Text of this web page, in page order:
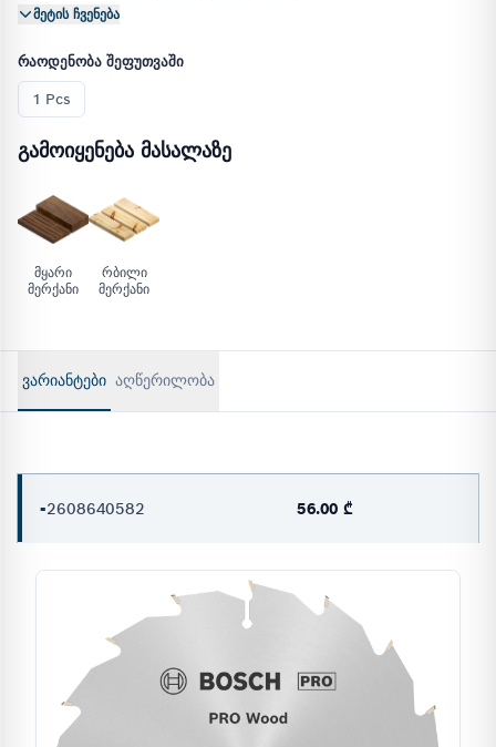
მეტის ჩვენება
რაოდენობა შეფუთვაში
1 Pcs
გამოიყენება მასალაზე
მყარი
მერქანი
რბილი
მერქანი
ᲕᲐᲠᲘᲐᲜᲢᲔᲑᲘ აღწერილობა
-2608640582 56.00 ₾